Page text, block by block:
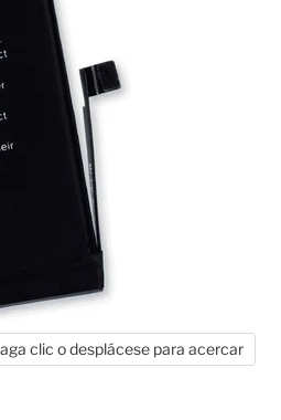
clic o desplácese para acercar